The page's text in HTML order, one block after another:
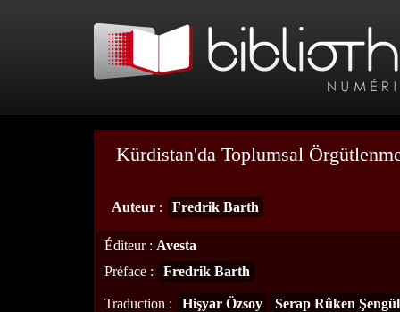
Kürdistan'da Toplumsal
Auteur : Fredrik Barth
Éditeur: Avesta
Préface : Fredrik Barth
Traduction : Hişyar Özsoy
Serap Rûken Şengül